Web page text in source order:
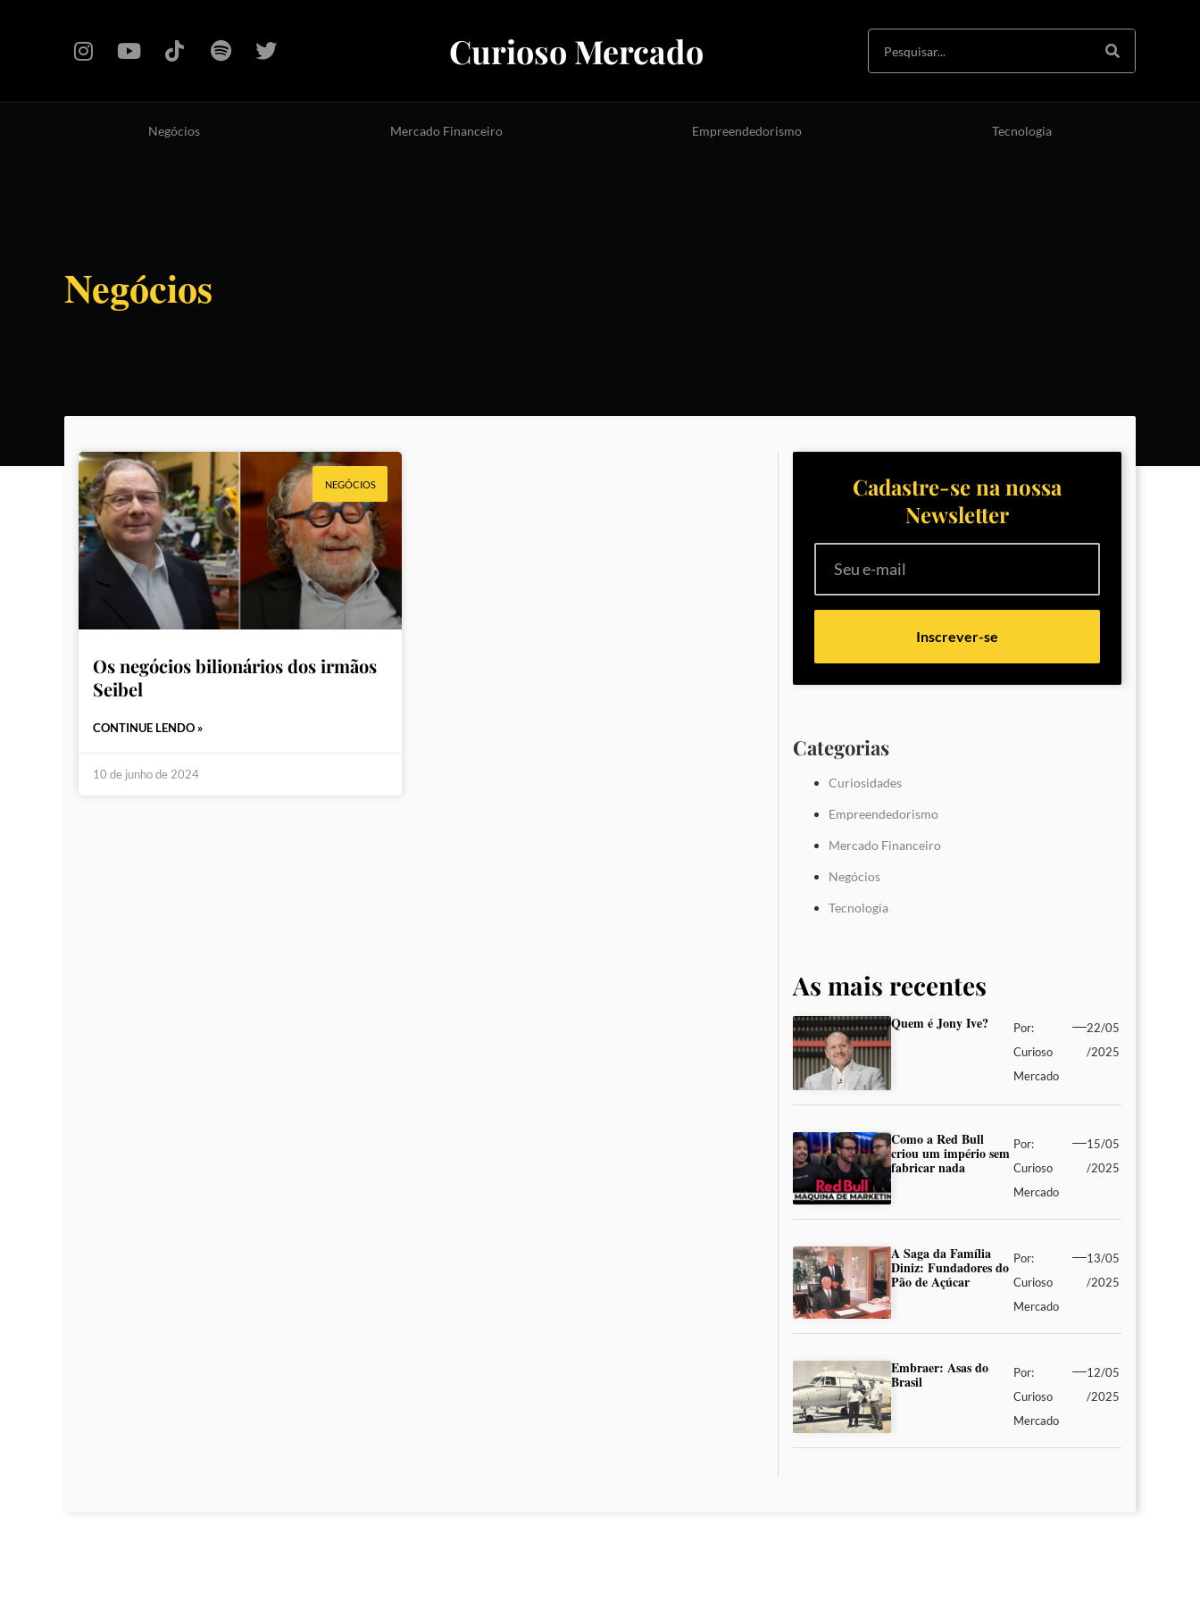
Curioso Mercado
Negócios Mercado Financeiro Empreendedorismo Tecnologia
Negócios
NEGÓCIOS
Os negócios bilionários dos irmãos
Seibel
CONTINUE LENDO »
10 de junho de 2024
Cadastre-se na nossa
Newsletter
Inscrever-se
Categorias
Curiosidades
Empreendedorismo
Mercado Financeiro
Negócios
Tecnologia
As mais recentes
Quem é Jony Ive?
Por:
Curioso
Mercado
22/05
/2025
Como a Red Bull
criou um império sem
fabricar nada
Por:
Curioso
Mercado
15/05
/2025
A Saga da Família
Diniz: Fundadores do
Pão de Açúcar
Por:
Curioso
Mercado
13/05
/2025
Embraer: Asas do
Brasil
Por:
Curioso
Mercado
12/05
/2025